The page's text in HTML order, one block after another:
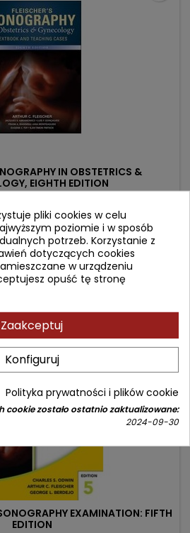
IN OBSTETRICS &
EIGHTH EDITION
Ilan Timor-Tritsch
(0)
złCena
podstawowa
1 116,93 zł
Dodaj do koszyka
EXAMINATION: FIFTH
EDITION
pliki cookies w celu
poziomie i w sposób
potrzeb. Korzystanie z
dotyczących cookies
w urządzeniu
opuść tę stronę
Zaakceptuj
Konfiguruj
Polityka prywatności i plików cookie
cookie zostało ostatnio zaktualizowane:
2024-09-30